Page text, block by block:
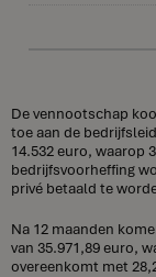
De vennootschap
toe aan de
14.532 euro, waarop
bedrijfsvoorheffing
privé betaald te
Na 12 maanden
van 35.971,89 euro,
overeenkomt met